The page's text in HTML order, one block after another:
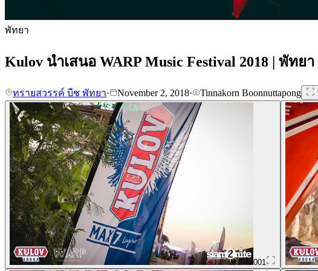
พัทยา
Kulov นำเสนอ WARP Music Festival 2018 | พัทย
ทรายสวรรค์ บีช พัทยา· November 2, 2018· Tinnakorn Boonnuttapong
001